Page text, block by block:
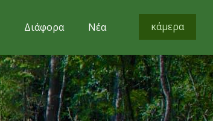
Διάφορα Νέα κάμερα